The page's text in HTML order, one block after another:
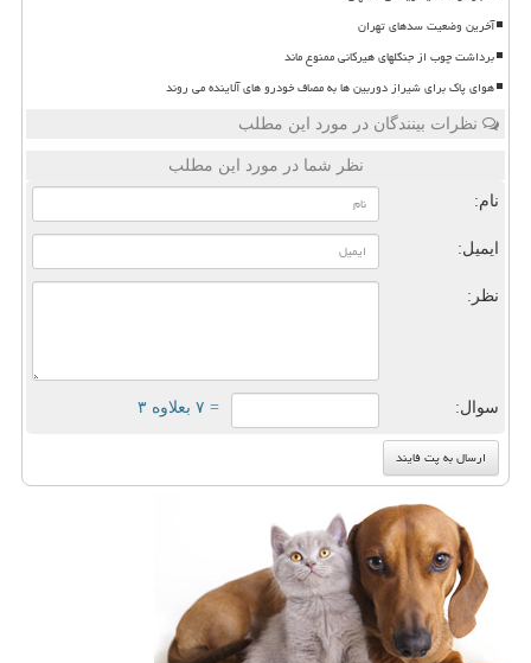
آخرین وضعیت سدهای تهران
برداشت چوب از جنگلهای هیرکانی ممنوع ماند
هوای پاک برای شیراز دوربین ها به مصاف خودرو های آلاینده می روند
نظرات بینندگان در مورد این مطلب
نظر شما در مورد این مطلب
نام:
ایمیل:
نظر:
سوال: = ۷ بعلاوه ۳